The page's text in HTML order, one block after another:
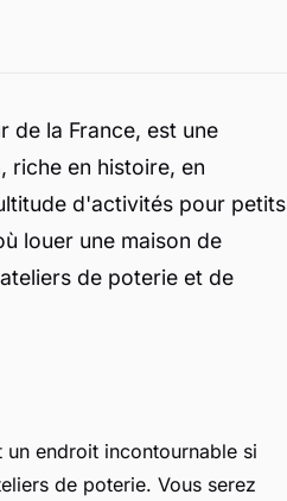
la France, est une
riche en histoire, en
d'activités pour petits
louer une maison de
de poterie et de
endroit incontournable si
de poterie. Vous serez